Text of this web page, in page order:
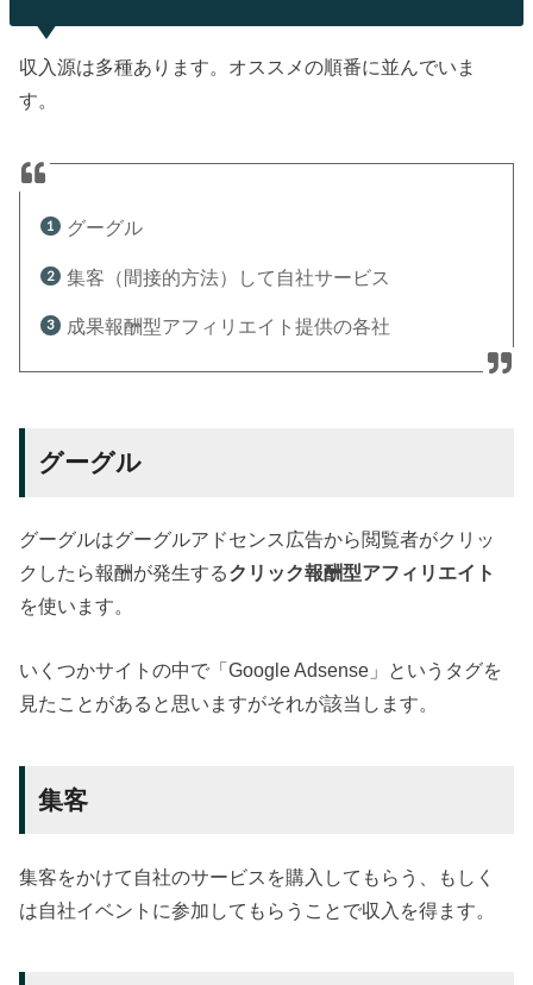
収入源は多種あります。オススメの順番に並んでいま
す。
グーグル
集客（間接的方法）して自社サービス
成果報酬型アフィリエイト提供の各社
グーグル
グーグルはグーグルアドセンス広告から閲覧者がクリッ
クしたら報酬が発生するクリック報酬型アフィリエイト
を使います。
いくつかサイトの中で「Google Adsense」というタグを
見たことがあると思いますがそれが該当します。
集客
集客をかけて自社のサービスを購入してもらう、もしく
は自社イベントに参加してもらうことで収入を得ます。